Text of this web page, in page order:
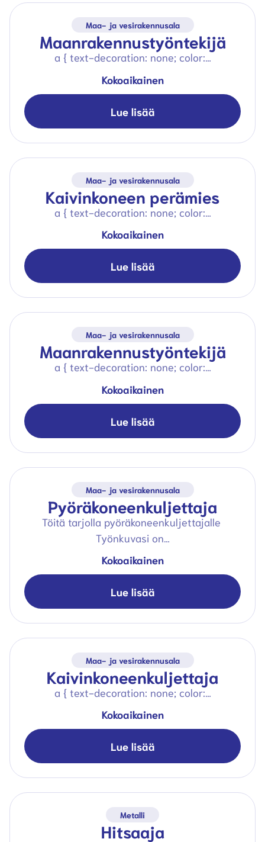
Maa- ja vesirakennusala
Maanrakennustyöntekijä
a { text-decoration: none; color:…
Kokoaikainen
Lue lisää
Maa- ja vesirakennusala
Kaivinkoneen perämies
a { text-decoration: none; color:…
Kokoaikainen
Lue lisää
Maa- ja vesirakennusala
Maanrakennustyöntekijä
a { text-decoration: none; color:…
Kokoaikainen
Lue lisää
Maa- ja vesirakennusala
Pyöräkoneenkuljettaja
Töitä tarjolla pyöräkoneenkuljettajalle
Työnkuvasi on…
Kokoaikainen
Lue lisää
Maa- ja vesirakennusala
Kaivinkoneenkuljettaja
a { text-decoration: none; color:…
Kokoaikainen
Lue lisää
Metalli
Hitsaaja